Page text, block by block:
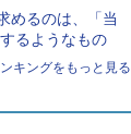
めるのは、「当
るようなもの
キングをもっと見る